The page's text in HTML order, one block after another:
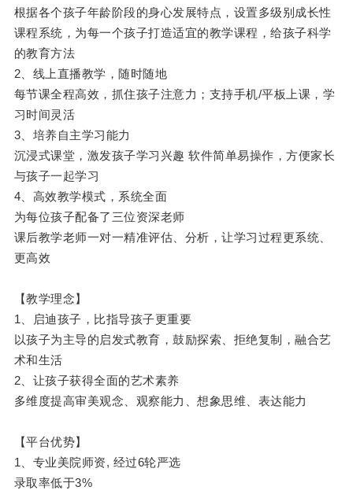
根据各个孩子年龄阶段的身心发展特点，设置多级别成长性
课程系统，为每一个孩子打造适宜的教学课程，给孩子科学
的教育方法
2、线上直播教学，随时随地
每节课全程高效，抓住孩子注意力；支持手机/平板上课，学
习时间灵活
3、培养自主学习能力
沉浸式课堂，激发孩子学习兴趣 软件简单易操作，方便家长
与孩子一起学习
4、高效教学模式，系统全面
为每位孩子配备了三位资深老师
课后教学老师一对一精准评估、分析，让学习过程更系统、
更高效
【教学理念】
1、启迪孩子，比指导孩子更重要
以孩子为主导的启发式教育，鼓励探索、拒绝复制，融合艺
术和生活
2、让孩子获得全面的艺术素养
多维度提高审美观念、观察能力、想象思维、表达能力
【平台优势】
1、专业美院师资, 经过6轮严选
录取率低于3%